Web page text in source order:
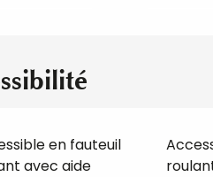
en fauteuil
avec aide